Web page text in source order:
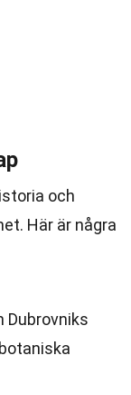
och
Här är några
Dubrovniks